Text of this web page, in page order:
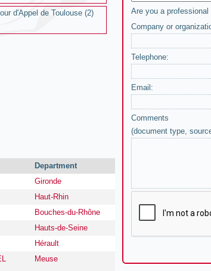
d'Appel de Toulouse (2)
Department
Gironde
Haut-Rhin
Bouches-du-Rhône
Hauts-de-Seine
Hérault
Meuse
Are you a professional
Company or
Telephone:
Email:
Comments
(document type,